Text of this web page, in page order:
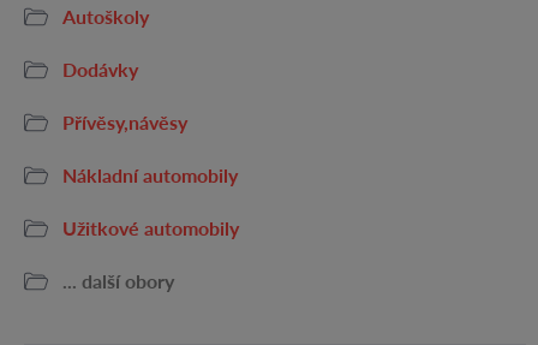
Autoškoly
Dodávky
Přívěsy,návěsy
Nákladní automobily
Užitkové automobily
... další obory